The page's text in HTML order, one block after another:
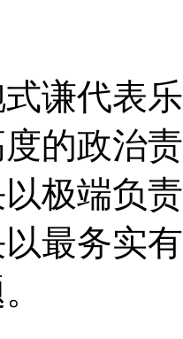
代表乐
的政治
极端负
最务实